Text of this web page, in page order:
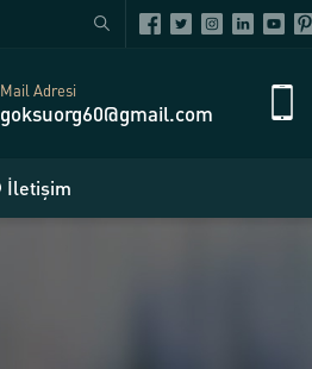
Mail Adresi
goksuorg60@gmail.com
İletişim